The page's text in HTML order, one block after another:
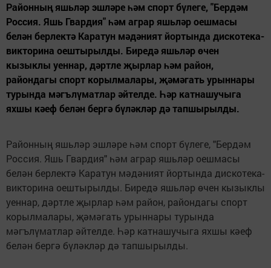
Районның яшьләр эшләре һәм спорт бүлеге, "Бердәм
Россия. Яшь Гвардия" һәм аграр яшьләр оешмасы
белән берлектә Каратун мәдәният йортында дискотека-
викторина оештырылды. Биредә яшьләр өчен
кызыклы уеннар, дәртле җырлар һәм район,
райондагы спорт корылмалары, җәмәгать урыннары
турында мәгълүматлар әйтелде. Һәр катнашучыга
яхшы кәеф белән бергә бүләкләр дә тапшырылды.
Районның яшьләр эшләре һәм спорт бүлеге, "Бердәм
Россия. Яшь Гвардия" һәм аграр яшьләр оешмасы
белән берлектә Каратун мәдәният йортында дискотека-
викторина оештырылды. Биредә яшьләр өчен кызыклы
уеннар, дәртле җырлар һәм район, райондагы спорт
корылмалары, җәмәгать урыннары турында
мәгълүматлар әйтелде. Һәр катнашучыга яхшы кәеф
белән бергә бүләкләр дә тапшырылды.